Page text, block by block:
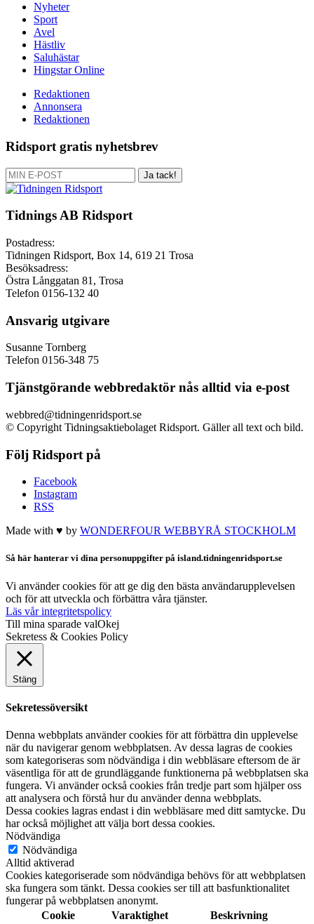
Nyheter
Sport
Avel
Hästliv
Saluhästar
Hingstar Online
Redaktionen
Annonsera
Redaktionen
Ridsport gratis nyhetsbrev
Ja tack!
Tidnings AB Ridsport
Postadress:
Tidningen Ridsport, Box 14, 619 21 Trosa
Besöksadress:
Östra Långgatan 81, Trosa
Telefon 0156-132 40
Ansvarig utgivare
Susanne Tornberg
Telefon 0156-348 75
Tjänstgörande webbredaktör nås alltid via e-post
webbred@tidningenridsport.se
© Copyright Tidningsaktiebolaget Ridsport. Gäller all text och bild.
Följ Ridsport på
Facebook
Instagram
RSS
Made with ♥ by WONDERFOUR WEBBYRÅ STOCKHOLM
Så här hanterar vi dina personuppgifter på island.tidningenridsport.se
Vi använder cookies för att ge dig den bästa användarupplevelsen
och för att utveckla och förbättra våra tjänster.
Läs vår integritetspolicy
Till mina sparade valOkej
Sekretess & Cookies Policy
Stäng
Sekretessöversikt
Denna webbplats använder cookies för att förbättra din upplevelse
när du navigerar genom webbplatsen. Av dessa lagras de cookies
som kategoriseras som nödvändiga i din webbläsare eftersom de är
väsentliga för att de grundläggande funktionerna på webbplatsen ska
fungera. Vi använder också cookies från tredje part som hjälper oss
att analysera och förstå hur du använder denna webbplats.
Dessa cookies lagras endast i din webbläsare med ditt samtycke. Du
har också möjlighet att välja bort dessa cookies.
Nödvändiga
Nödvändiga
Alltid aktiverad
Cookies kategoriserade som nödvändiga behövs för att webbplatsen
ska fungera som tänkt. Dessa cookies ser till att basfunktionalitet
fungerar på webbplatsen anonymt.
Cookie
Varaktighet Beskrivning